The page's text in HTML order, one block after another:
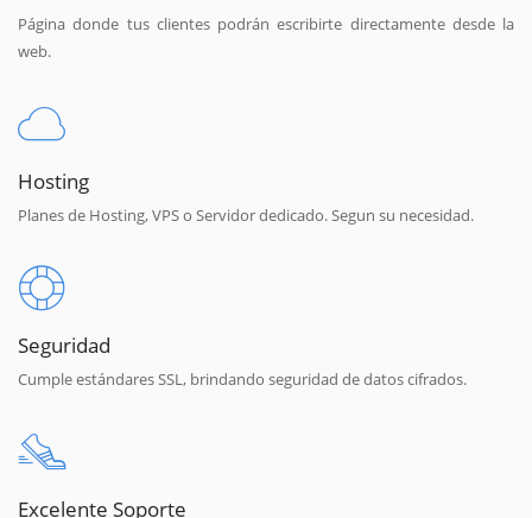
Página donde tus clientes podrán escribirte directamente desde la
web.
Hosting
Planes de Hosting, VPS o Servidor dedicado. Segun su necesidad.
Seguridad
Cumple estándares SSL, brindando seguridad de datos cifrados.
Excelente Soporte